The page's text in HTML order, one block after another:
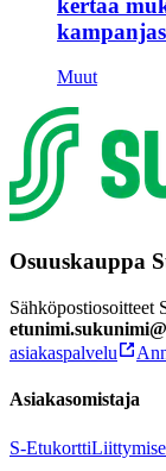
Muut
Osuuskauppa
Sähköpostiosoitteet
asiakaspalvelu
Asiakasomistaja
S-Etukortti